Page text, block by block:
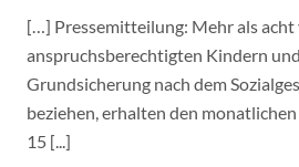
[…] Pressemitteilung: Mehr als acht
anspruchsberechtigten Kindern
Grundsicherung nach dem
beziehen, erhalten den
15 [...]